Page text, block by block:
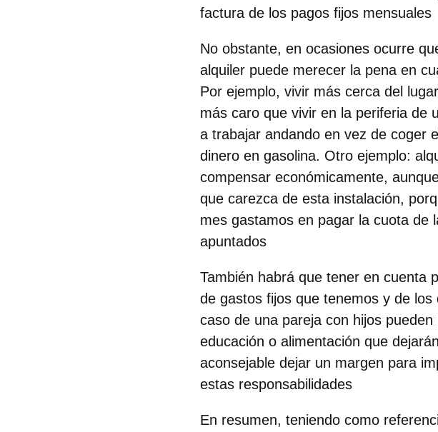
factura de los pagos fijos mensuales
No obstante, en ocasiones ocurre
alquiler puede merecer la pena en
Por ejemplo, vivir más cerca del
más caro que vivir en la periferia de
a trabajar andando en vez de coger
dinero en gasolina. Otro ejemplo:
compensar económicamente,
que carezca de esta instalación,
mes gastamos en pagar la cuota de
apuntados
También habrá que tener en cuenta
de gastos fijos que tenemos y de
caso de una pareja con hijos
educación o alimentación que
aconsejable dejar un margen para
estas responsabilidades
En resumen, teniendo como